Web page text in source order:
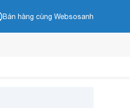
Bán hàng cùng Websosanh